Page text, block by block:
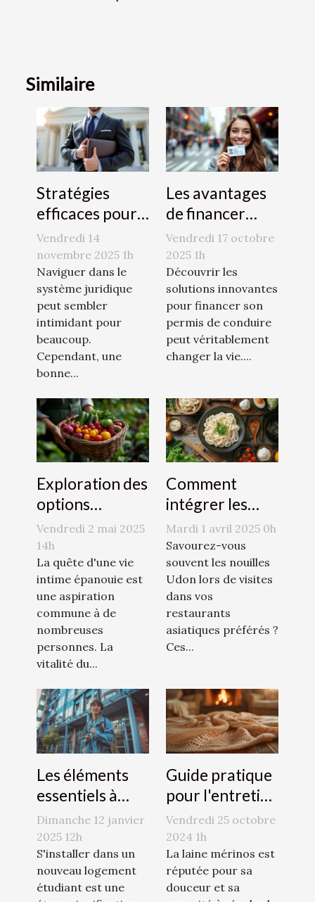
Similaire
Stratégies
efficaces pour
naviguer dans
le système
juridique
Vendredi 14
novembre 2025 1h
Naviguer dans le
système juridique
peut sembler
intimidant pour
beaucoup.
Cependant, une
bonne...
Les avantages
de financer
votre permis de
conduire avec
le CPF
Vendredi 17 octobre
2025 1h
Découvrir les
solutions innovantes
pour financer son
permis de conduire
peut véritablement
changer la vie....
Exploration des
options
naturelles pour
augmenter le
désir sexuel
Vendredi 2 mai 2025
14h
La quête d'une vie
intime épanouie est
une aspiration
commune à de
nombreuses
personnes. La
vitalité du...
Comment
intégrer les
nouilles Udon
dans des plats
quotidiens
Mardi 1 avril 2025 0h
Savourez-vous
souvent les nouilles
Udon lors de visites
dans vos
restaurants
asiatiques préférés ?
Ces...
Les éléments
essentiels à
considérer
dans une
assurance
logement
étudiant
Dimanche 12 janvier
2025 12h
S'installer dans un
nouveau logement
étudiant est une
Guide pratique
pour l'entretien
des châles en
laine mérinos
Vendredi 25 octobre
2024 1h
La laine mérinos est
réputée pour sa
douceur et sa